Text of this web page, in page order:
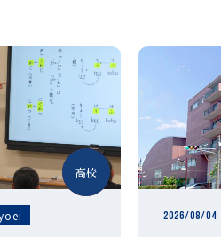
中学
高校
2026/08/04